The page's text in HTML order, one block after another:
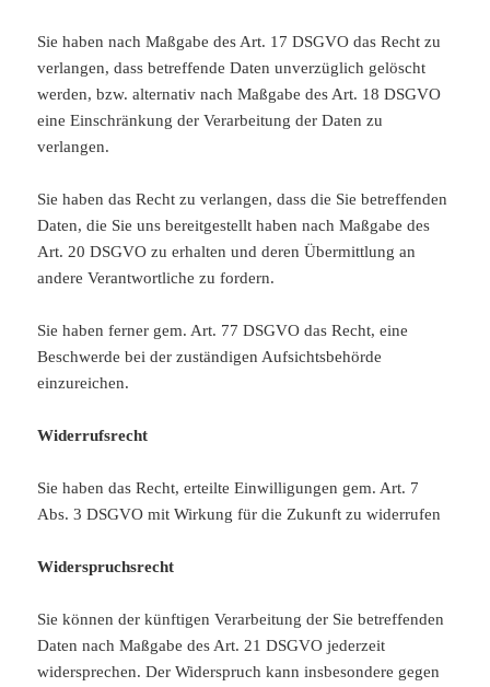
Sie haben nach Maßgabe des Art. 17 DSGVO das Recht zu
verlangen, dass betreffende Daten unverzüglich gelöscht
werden, bzw. alternativ nach Maßgabe des Art. 18 DSGVO
eine Einschränkung der Verarbeitung der Daten zu
verlangen.
Sie haben das Recht zu verlangen, dass die Sie betreffenden
Daten, die Sie uns bereitgestellt haben nach Maßgabe des
Art. 20 DSGVO zu erhalten und deren Übermittlung an
andere Verantwortliche zu fordern.
Sie haben ferner gem. Art. 77 DSGVO das Recht, eine
Beschwerde bei der zuständigen Aufsichtsbehörde
einzureichen.
Widerrufsrecht
Sie haben das Recht, erteilte Einwilligungen gem. Art. 7
Abs. 3 DSGVO mit Wirkung für die Zukunft zu widerrufen
Widerspruchsrecht
Sie können der künftigen Verarbeitung der Sie betreffenden
Daten nach Maßgabe des Art. 21 DSGVO jederzeit
widersprechen. Der Widerspruch kann insbesondere gegen